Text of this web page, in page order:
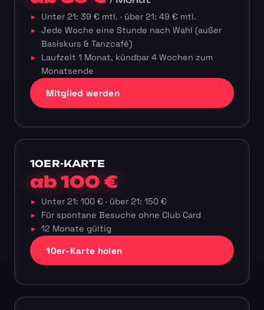
Unter 21: 39 € mtl. · über 21: 49 € mtl.
Jede Woche eine Stunde nach Wahl (außer
Basiskurs & Tanzcafé)
Laufzeit 1 Monat, kündbar 4 Wochen zum
Monatsende
Mitglied werden
10ER-KARTE
ab 100 €
Unter 21: 100 € · über 21: 150 €
Für spontane Besuche ohne Club Card
12 Monate gültig
10er-Karte holen